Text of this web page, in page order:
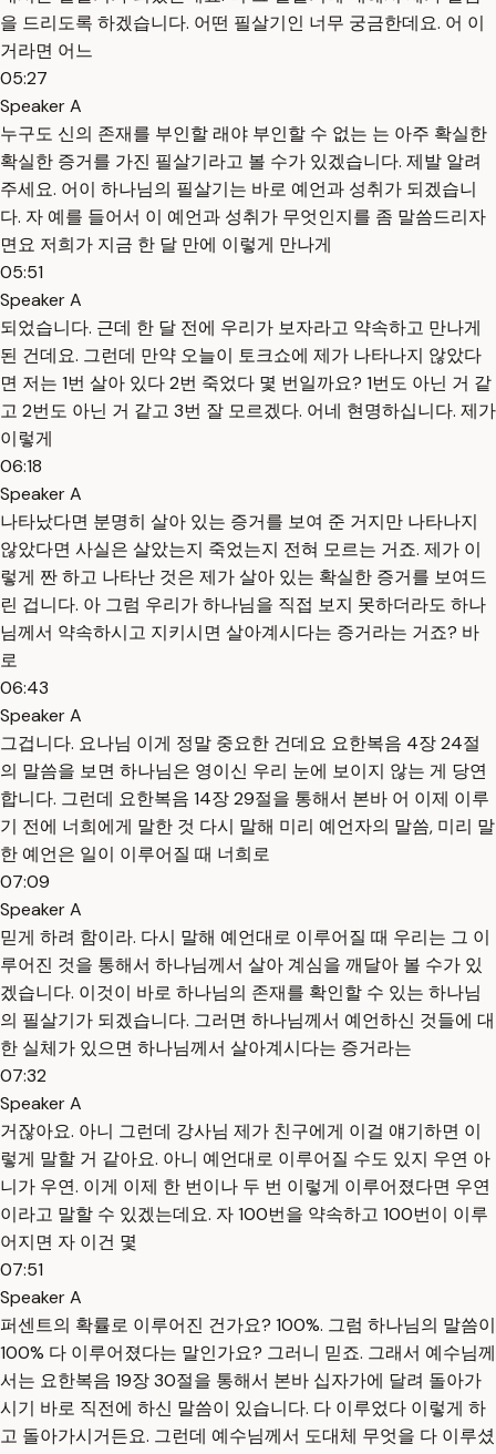
을 드리도록 하겠습니다. 어떤 필살기인 너무 궁금한데요. 어 이
거라면 어느
05:27
Speaker A
누구도 신의 존재를 부인할 래야 부인할 수 없는 는 아주 확실한
확실한 증거를 가진 필살기라고 볼 수가 있겠습니다. 제발 알려
주세요. 어이 하나님의 필살기는 바로 예언과 성취가 되겠습니
다. 자 예를 들어서 이 예언과 성취가 무엇인지를 좀 말씀드리자
면요 저희가 지금 한 달 만에 이렇게 만나게
05:51
Speaker A
되었습니다. 근데 한 달 전에 우리가 보자라고 약속하고 만나게
된 건데요. 그런데 만약 오늘이 토크쇼에 제가 나타나지 않았다
면 저는 1번 살아 있다 2번 죽었다 몇 번일까요? 1번도 아닌 거 같
고 2번도 아닌 거 같고 3번 잘 모르겠다. 어네 현명하십니다. 제가
이렇게
06:18
Speaker A
나타났다면 분명히 살아 있는 증거를 보여 준 거지만 나타나지
않았다면 사실은 살았는지 죽었는지 전혀 모르는 거죠. 제가 이
렇게 짠 하고 나타난 것은 제가 살아 있는 확실한 증거를 보여드
린 겁니다. 아 그럼 우리가 하나님을 직접 보지 못하더라도 하나
님께서 약속하시고 지키시면 살아계시다는 증거라는 거죠? 바
로
06:43
Speaker A
그겁니다. 요나님 이게 정말 중요한 건데요 요한복음 4장 24절
의 말씀을 보면 하나님은 영이신 우리 눈에 보이지 않는 게 당연
합니다. 그런데 요한복음 14장 29절을 통해서 본바 어 이제 이루
기 전에 너희에게 말한 것 다시 말해 미리 예언자의 말씀, 미리 말
한 예언은 일이 이루어질 때 너희로
07:09
Speaker A
믿게 하려 함이라. 다시 말해 예언대로 이루어질 때 우리는 그 이
루어진 것을 통해서 하나님께서 살아 계심을 깨달아 볼 수가 있
겠습니다. 이것이 바로 하나님의 존재를 확인할 수 있는 하나님
의 필살기가 되겠습니다. 그러면 하나님께서 예언하신 것들에 대
한 실체가 있으면 하나님께서 살아계시다는 증거라는
07:32
Speaker A
거잖아요. 아니 그런데 강사님 제가 친구에게 이걸 얘기하면 이
렇게 말할 거 같아요. 아니 예언대로 이루어질 수도 있지 우연 아
니가 우연. 이게 이제 한 번이나 두 번 이렇게 이루어졌다면 우연
이라고 말할 수 있겠는데요. 자 100번을 약속하고 100번이 이루
어지면 자 이건 몇
07:51
Speaker A
퍼센트의 확률로 이루어진 건가요? 100%. 그럼 하나님의 말씀이
100% 다 이루어졌다는 말인가요? 그러니 믿죠. 그래서 예수님께
서는 요한복음 19장 30절을 통해서 본바 십자가에 달려 돌아가
시기 바로 직전에 하신 말씀이 있습니다. 다 이루었다 이렇게 하
고 돌아가시거든요. 그런데 예수님께서 도대체 무엇을 다 이루셨